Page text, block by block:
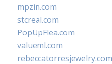
mpzin.com
stcreal.com
PopUpFlea.com
valueml.com
rebeccatorresjewelry.com